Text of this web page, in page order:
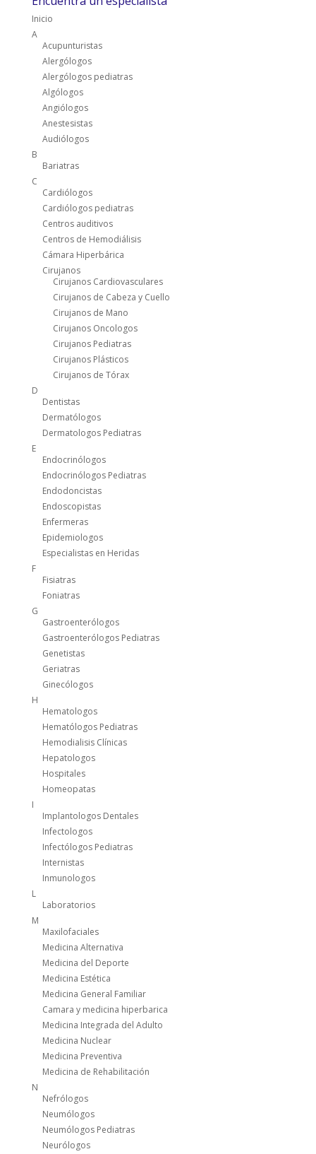
Inicio
A
Acupunturistas
Alergólogos
Alergólogos pediatras
Algólogos
Angiólogos
Anestesistas
Audiólogos
B
Bariatras
C
Cardiólogos
Cardiólogos pediatras
Centros auditivos
Centros de Hemodiálisis
Cámara Hiperbárica
Cirujanos
Cirujanos Cardiovasculares
Cirujanos de Cabeza y Cuello
Cirujanos de Mano
Cirujanos Oncologos
Cirujanos Pediatras
Cirujanos Plásticos
Cirujanos de Tórax
D
Dentistas
Dermatólogos
Dermatologos Pediatras
E
Endocrinólogos
Endocrinólogos Pediatras
Endodoncistas
Endoscopistas
Enfermeras
Epidemiologos
Especialistas en Heridas
F
Fisiatras
Foniatras
G
Gastroenterólogos
Gastroenterólogos Pediatras
Genetistas
Geriatras
Ginecólogos
H
Hematologos
Hematólogos Pediatras
Hemodialisis Clínicas
Hepatologos
Hospitales
Homeopatas
I
Implantologos Dentales
Infectologos
Infectólogos Pediatras
Internistas
Inmunologos
L
Laboratorios
M
Maxilofaciales
Medicina Alternativa
Medicina del Deporte
Medicina Estética
Medicina General Familiar
Camara y medicina hiperbarica
Medicina Integrada del Adulto
Medicina Nuclear
Medicina Preventiva
Medicina de Rehabilitación
N
Nefrólogos
Neumólogos
Neumólogos Pediatras
Neurólogos